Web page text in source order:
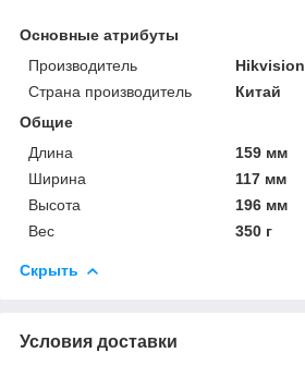
Основные атрибуты
Производитель
Hikvision
Страна производитель
Китай
Общие
Длина
159 мм
Ширина
117 мм
Высота
196 мм
Вес
350 г
Скрыть
Условия доставки